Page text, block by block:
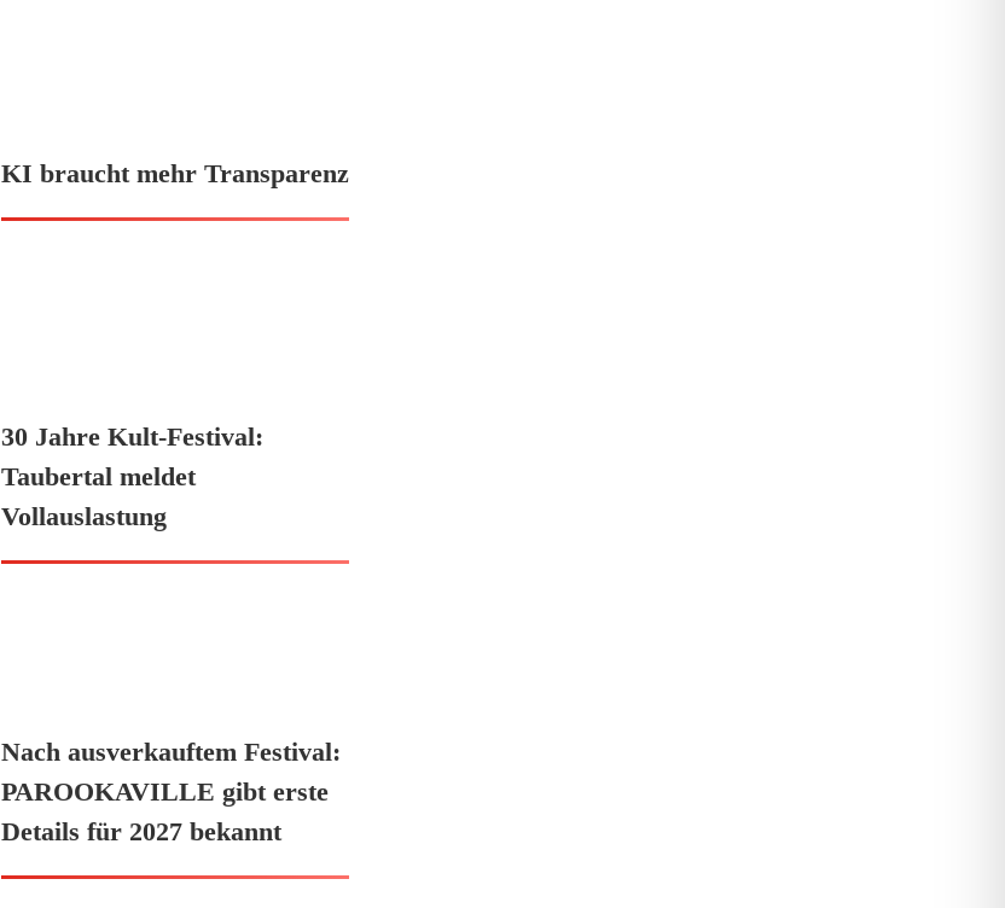
KI braucht mehr Transparenz
30 Jahre Kult-Festival:
Taubertal meldet
Vollauslastung
Nach ausverkauftem Festival:
PAROOKAVILLE gibt erste
Details für 2027 bekannt